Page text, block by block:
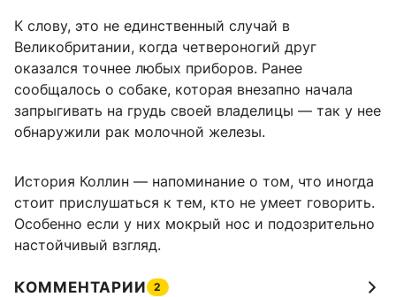
К слову, это не единственный случай в
Великобритании, когда четвероногий друг
оказался точнее любых приборов. Ранее
сообщалось о собаке, которая внезапно начала
запрыгивать на грудь своей владелицы — так у нее
обнаружили рак молочной железы.
История Коллин — напоминание о том, что иногда
стоит прислушаться к тем, кто не умеет говорить.
Особенно если у них мокрый нос и подозрительно
настойчивый взгляд.
КОММЕНТАРИИ 2